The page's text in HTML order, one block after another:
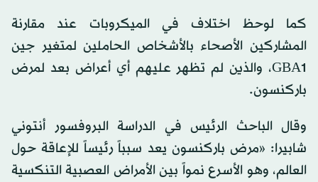
كما لوحظ اختلاف في الميكروبات عند مقارنة
المشاركين الأصحاء بالأشخاص الحاملين لمتغير جين
GBA1، والذين لم تظهر عليهم أي أعراض بعد لمرض
باركنسون.
وقال الباحث الرئيس في الدراسة البروفسور أنتوني
شابيرا: «مرض باركنسون يعد سبباً رئيساً للإعاقة حول
العالم، وهو الأسرع نمواً بين الأمراض العصبية التنكسية